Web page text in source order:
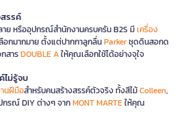
รรค์
ย หรืออุปกรณ์สำนักงานครบครัน B2S มีเครื่อง
อกมากมาย ตั้งแต่ปากกาลูกลื่นParkerชุดดินสอกด
สารDOUBLE Aให้คุณเลือกใช้ได้อย่างจุใจ
ไม่รู้จบ
นฝีมือสำหรับคนสร้างสรรค์ตัวจริง ทั้งสีไม้Colleen,
กรณ์ DIY ต่างๆ จากMONT MARTEให้คุณ